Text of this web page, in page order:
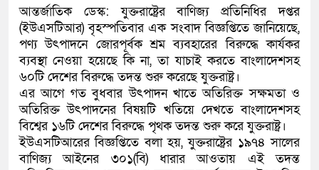
নতুন মামলায় গ্রেফতার দেখানো
কলিমউল্লাহকে (ভিডিও)
আন্তর্জাতিক ডেস্ক: যুক্তরাষ্ট্রের বাণিজ্য প্রতিনিধির দপ্তর
(ইউএসটিআর) বৃহস্পতিবার এক সংবাদ বিজ্ঞপ্তিতে জানিয়েছে,
পণ্য উৎপাদনে জোরপূর্বক শ্রম ব্যবহারের বিরুদ্ধে কার্যকর
ব্যবস্থা নেওয়া হয়েছে কি না, তা যাচাই করতে বাংলাদেশসহ
৬০টি দেশের বিরুদ্ধে তদন্ত শুরু করেছে যুক্তরাষ্ট্র।
এর আগে গত বুধবার উৎপাদন খাতে অতিরিক্ত সক্ষমতা ও
অতিরিক্ত উৎপাদনের বিষয়টি খতিয়ে দেখতে বাংলাদেশসহ
বিশ্বের ১৬টি দেশের বিরুদ্ধে পৃথক তদন্ত শুরু করে যুক্তরাষ্ট্র।
ইউএসটিআরের বিজ্ঞপ্তিতে বলা হয়, যুক্তরাষ্ট্রের ১৯৭৪ সালের
বাণিজ্য আইনের ৩০১(বি) ধারার আওতায় এই তদন্ত